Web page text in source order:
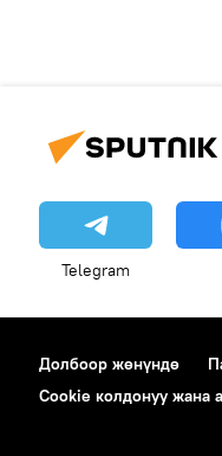
Telegram
Долбоор жөнүндө
Cookie колдонуу жана